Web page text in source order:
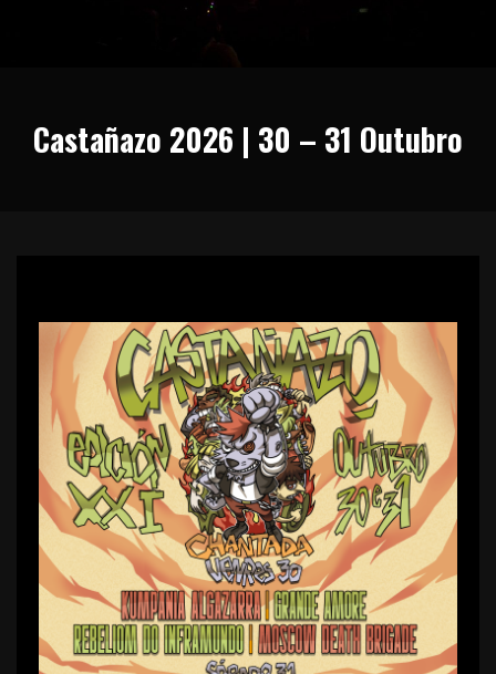
Castañazo 2026 | 30 – 31 Outubro